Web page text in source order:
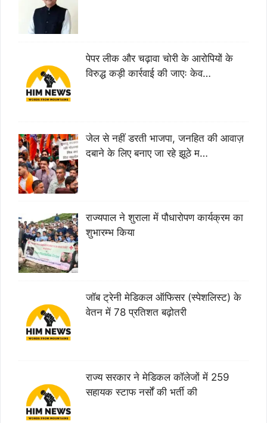
पेपर लीक और चढ़ावा चोरी के आरोपियों के
विरुद्ध कड़ी कार्रवाई की जाएः केव…
जेल से नहीं डरती भाजपा, जनहित की आवाज़
दबाने के लिए बनाए जा रहे झूठे म…
राज्यपाल ने शुराला में पौधारोपण कार्यक्रम का
शुभारम्भ किया
जॉब ट्रेनी मेडिकल ऑफिसर (स्पेशलिस्ट) के
वेतन में 78 प्रतिशत बढ़ोतरी
राज्य सरकार ने मेडिकल कॉलेजों में 259
सहायक स्टाफ नर्सों की भर्ती की